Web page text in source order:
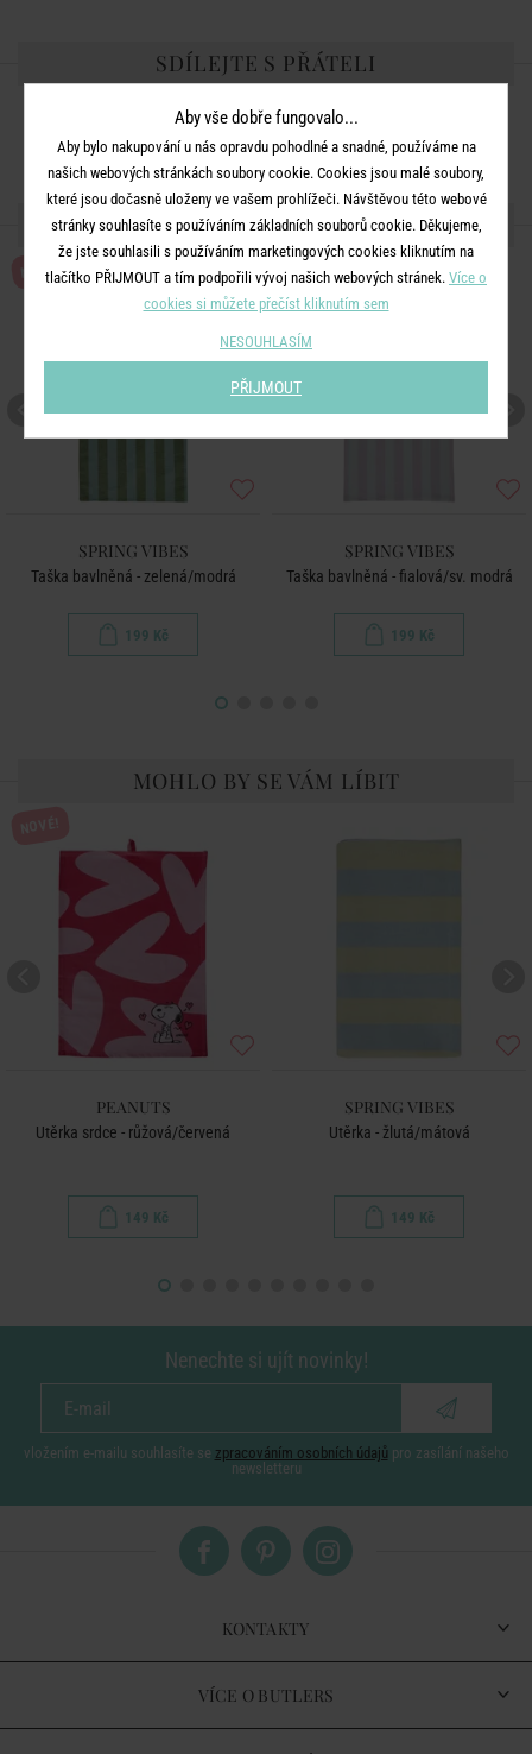
SDÍLEJTE S PŘÁTELI
DALŠÍ PRODUKTY ZE SÉRIE
NOVÉ!
SPRING VIBES
Taška bavlněná - zelená/modrá
199 Kč
NOVÉ!
SPRING VIBES
Taška bavlněná - fialová/sv. modrá
199 Kč
MOHLO BY SE VÁM LÍBIT
PEANUTS
Utěrka srdce - růžová/červená
149 Kč
SPRING VIBES
Utěrka - žlutá/mátová
149 Kč
Nenechte si ujít novinky!
vložením e-mailu souhlasíte se zpracováním osobních údajů pro zasílání našeho
newsletteru
KONTAKTY
VÍCE O BUTLERS
Aby vše dobře fungovalo...
Aby bylo nakupování u nás opravdu pohodlné a snadné, používáme na
našich webových stránkách soubory cookie. Cookies jsou malé soubory,
které jsou dočasně uloženy ve vašem prohlížeči. Návštěvou této webové
stránky souhlasíte s používáním základních souborů cookie. Děkujeme,
že jste souhlasili s používáním marketingových cookies kliknutím na
tlačítko PŘIJMOUT a tím podpořili vývoj našich webových stránek. Více o
cookies si můžete přečíst kliknutím sem
NESOUHLASÍM
PŘIJMOUT